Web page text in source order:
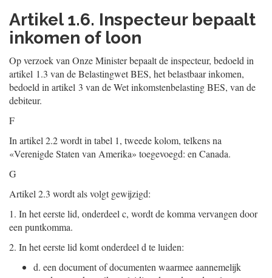
Artikel 1.6. Inspecteur bepaalt
inkomen of loon
Op verzoek van Onze Minister bepaalt de inspecteur, bedoeld in
artikel 1.3 van de Belastingwet BES, het belastbaar inkomen,
bedoeld in artikel 3 van de Wet inkomstenbelasting BES, van de
debiteur.
F
In artikel 2.2 wordt in tabel 1, tweede kolom, telkens na
«Verenigde Staten van Amerika» toegevoegd: en Canada.
G
Artikel 2.3 wordt als volgt gewijzigd:
1. In het eerste lid, onderdeel c, wordt de komma vervangen door
een puntkomma.
2. In het eerste lid komt onderdeel d te luiden:
d. een document of documenten waarmee aannemelijk